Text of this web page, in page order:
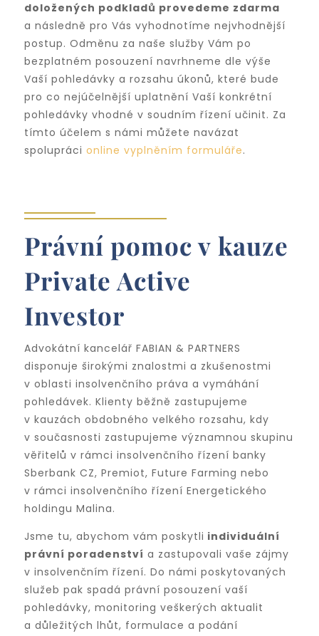
doložených podkladů provedeme zdarma
a následně pro Vás vyhodnotíme nejvhodnější
postup. Odměnu za naše služby Vám po
bezplatném posouzení navrhneme dle výše
Vaší pohledávky a rozsahu úkonů, které bude
pro co nejúčelnější uplatnění Vaší konkrétní
pohledávky vhodné v soudním řízení učinit. Za
tímto účelem s námi můžete navázat
spolupráci online vyplněním formuláře.
Právní pomoc v kauze
Private Active
Investor
Advokátní kancelář FABIAN & PARTNERS
disponuje širokými znalostmi a zkušenostmi
v oblasti insolvenčního práva a vymáhání
pohledávek. Klienty běžně zastupujeme
v kauzách obdobného velkého rozsahu, kdy
v současnosti zastupujeme významnou skupinu
věřitelů v rámci insolvenčního řízení banky
Sberbank CZ, Premiot, Future Farming nebo
v rámci insolvenčního řízení Energetického
holdingu Malina.
Jsme tu, abychom vám poskytli individuální
právní poradenství a zastupovali vaše zájmy
v insolvenčním řízení. Do námi poskytovaných
služeb pak spadá právní posouzení vaší
pohledávky, monitoring veškerých aktualit
a důležitých lhůt, formulace a podání